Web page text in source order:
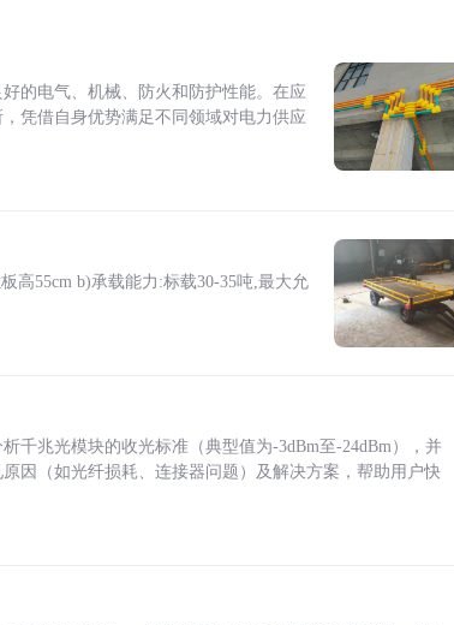
的电气、机械、防火和防护性能。在应
凭借自身优势满足不同领域对电力供应
高55cm b)承载能力:标载30-35吨,最大允
千兆光模块的收光标准（典型值为-3dBm至-24dBm），并
因（如光纤损耗、连接器问题）及解决方案，帮助用户快